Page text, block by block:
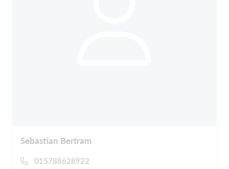
Sebastian Bertram
015788628922